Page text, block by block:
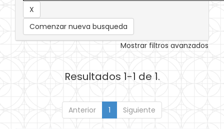
Comenzar nueva busqueda
Mostrar filtros avanzados
Resultados 1-1 de 1.
Anterior 1 Siguiente